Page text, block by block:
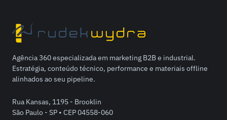
Agência 360 especializada em marketing B2B e industrial.
Estratégia, conteúdo técnico, performance e materiais offline
alinhados ao seu pipeline.
Rua Kansas, 1195 - Brooklin
São Paulo - SP • CEP 04558-060